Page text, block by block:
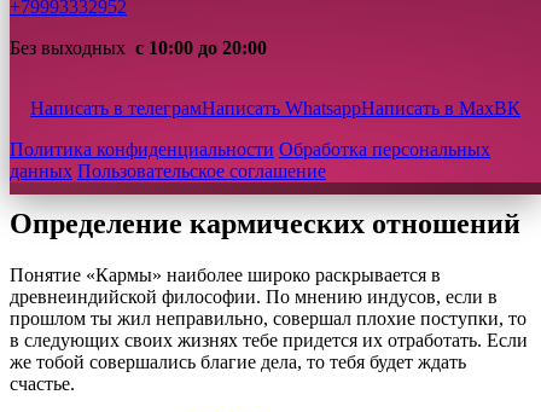
+79993332952
Без выходных с 10:00 до 20:00
Написать в телеграмНаписать WhatsappНаписать в MaxВК
Политика конфиденциальности Обработка персональных
данных Пользовательское соглашение
Ваши отношения выходят за рамки обычного? Вас
изматывают постоянные эмоциональные качели, но при этом
наполненная эмоциями связь между людьми иногда
кармических партнеров? Попытаемся выяснить в данной
статье.
Определение кармических отношений
Понятие «Кармы» наиболее широко раскрывается в
древнеиндийской философии. По мнению индусов, если в
прошлом ты жил неправильно, совершал плохие поступки, то
в следующих своих жизнях тебе придется их отработать. Если
же тобой совершались благие дела, то тебя будет ждать
счастье.